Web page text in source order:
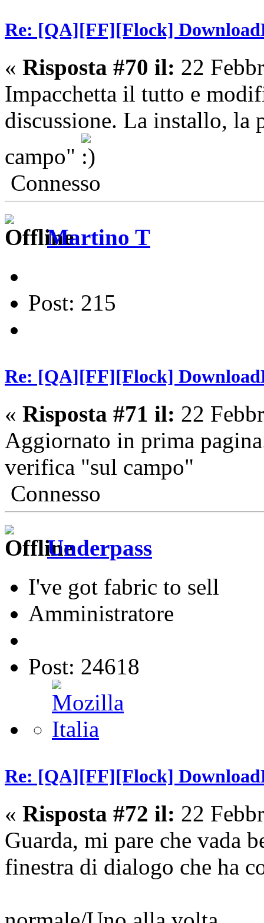
Re: [QA][FF][Flock]
« Risposta #70 il: 22
Impacchetta il tutto e
discussione. La installo,
campo"
Connesso
Martino T
Post: 215
Re: [QA][FF][Flock]
« Risposta #71 il: 22
Aggiornato in prima
verifica "sul campo"
Connesso
Underpass
I've got fabric to sell
Amministratore
Post: 24618
Re: [QA][FF][Flock]
« Risposta #72 il: 22
Guarda, mi pare che vada
finestra di dialogo che ha